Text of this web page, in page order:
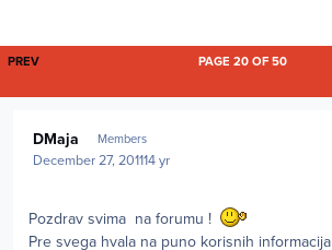
FIRST PAGE
PREV PAGE 20 OF 50
DMaja Members
December 27, 201114 yr
Pozdrav svima na forumu !
Pre svega hvala na puno korisnih informacija